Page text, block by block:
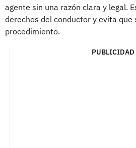
agente sin una razón clara y legal.
derechos del conductor y evita que
procedimiento.
PUBLICIDAD